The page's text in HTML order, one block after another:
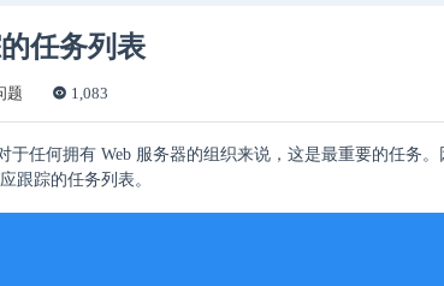
任务列表
题 1,083
于任何拥有 Web 服务器的组织来说，这是最重要的任务
跟踪的任务列表。